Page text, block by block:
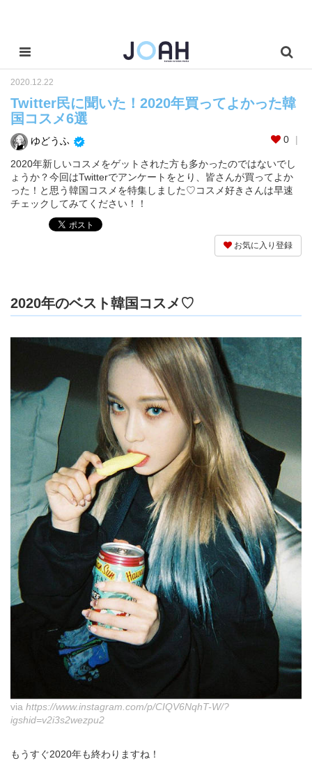
2020.12.22
Twitter民に聞いた！2020年買ってよかった韓
国コスメ6選
ゆどうふ 0
2020年新しいコスメをゲットされた方も多かったのではないでし
ょうか？今回はTwitterでアンケートをとり、皆さんが買ってよか
った！と思う韓国コスメを特集しました♡コスメ好きさんは早速
チェックしてみてください！！
お気に入り登録
2020年のベスト韓国コスメ♡
via https://www.instagram.com/p/CIQV6NqhT-W/?
igshid=v2i3s2wezpu2
もうすぐ2020年も終わりますね！